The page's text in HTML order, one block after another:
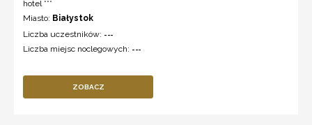
hotel ***
Miasto: Białystok
Liczba uczestników: ---
Liczba miejsc noclegowych: ---
ZOBACZ